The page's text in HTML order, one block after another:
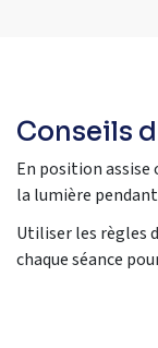
Conseils
En position assise
la lumière
Utiliser les règles
chaqueséance